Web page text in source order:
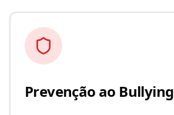
Prevenção ao Bullying